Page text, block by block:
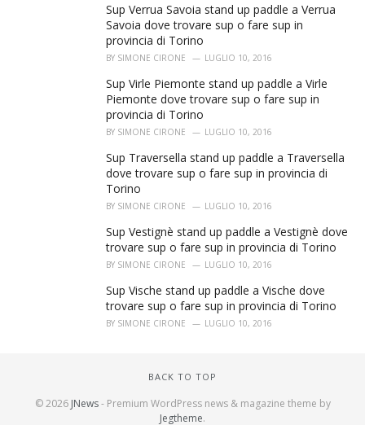
Sup Verrua Savoia stand up paddle a Verrua
Savoia dove trovare sup o fare sup in
provincia di Torino
BY SIMONE CIRONE LUGLIO 10, 2016
Sup Virle Piemonte stand up paddle a Virle
Piemonte dove trovare sup o fare sup in
provincia di Torino
BY SIMONE CIRONE LUGLIO 10, 2016
Sup Traversella stand up paddle a Traversella
dove trovare sup o fare sup in provincia di
Torino
BY SIMONE CIRONE LUGLIO 10, 2016
Sup Vestignè stand up paddle a Vestignè dove
trovare sup o fare sup in provincia di Torino
BY SIMONE CIRONE LUGLIO 10, 2016
Sup Vische stand up paddle a Vische dove
trovare sup o fare sup in provincia di Torino
BY SIMONE CIRONE LUGLIO 10, 2016
BACK TO TOP
© 2026 JNews- Premium WordPress news & magazine theme by
Jegtheme.